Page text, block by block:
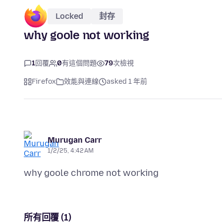
Locked 封存
why goole not working
1回覆 0有這個問題 79次檢視
Firefox 效能與連線 asked 1 年前
Murugan Carr
1/2/25, 4:42 AM
所有回覆 (1)